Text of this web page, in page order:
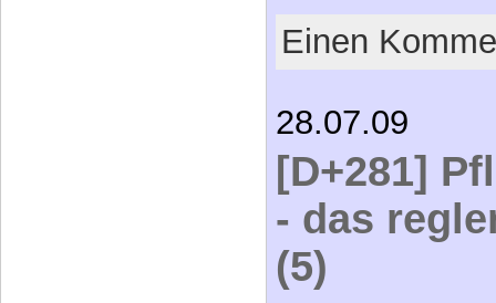
Einen
28.07.09
[D+281]
- das
(5)